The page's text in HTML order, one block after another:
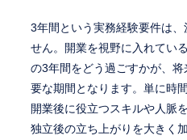
3年間という実務経験要件は
せん。開業を視野に入れてい
の3年間をどう過ごすかが、
要な期間となります。単に時
開業後に役立つスキルや人脈
独立後の立ち上がりを大きく